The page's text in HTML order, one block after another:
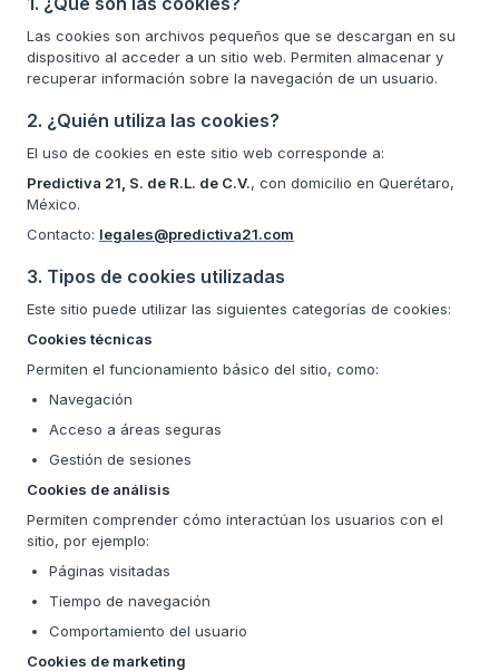
Las cookies son archivos pequeños que se descargan en su
dispositivo al acceder a un sitio web. Permiten almacenar y
recuperar información sobre la navegación de un usuario.
2. ¿Quién utiliza las cookies?
El uso de cookies en este sitio web corresponde a:
Predictiva 21, S. de R.L. de C.V., con domicilio en Querétaro,
México.
Contacto: legales@predictiva21.com
3. Tipos de cookies utilizadas
Este sitio puede utilizar las siguientes categorías de cookies:
Cookies técnicas
Permiten el funcionamiento básico del sitio, como:
Navegación
Acceso a áreas seguras
Gestión de sesiones
Cookies de análisis
Permiten comprender cómo interactúan los usuarios con el
sitio, por ejemplo:
Páginas visitadas
Tiempo de navegación
Comportamiento del usuario
Cookies de marketing